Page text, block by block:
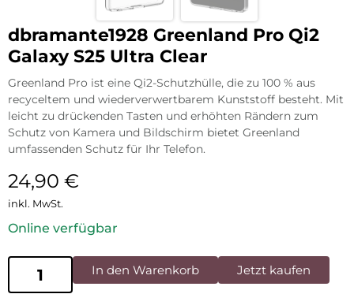
dbramante1928 Greenland Pro Qi2
Galaxy S25 Ultra Clear
Greenland Pro ist eine Qi2-Schutzhülle, die zu 100 % aus
recyceltem und wiederverwertbarem Kunststoff besteht. Mit
leicht zu drückenden Tasten und erhöhten Rändern zum
Schutz von Kamera und Bildschirm bietet Greenland
umfassenden Schutz für Ihr Telefon.
24,90 €
inkl. MwSt.
Online verfügbar
In den Warenkorb Jetzt kaufen